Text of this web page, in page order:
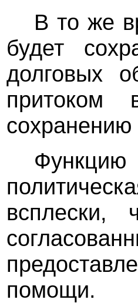
В то же
будет
долговых
сохранению
всплески,
помощи.